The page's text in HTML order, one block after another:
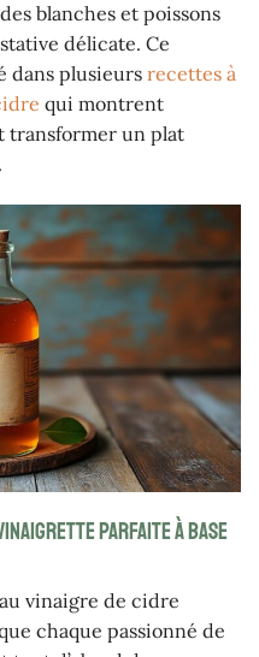
blanches et poissons
délicate. Ce
dans plusieurs recettes à
qui montrent
transformer un plat
parfaite à base
vinaigre de cidre
chaque passionné de